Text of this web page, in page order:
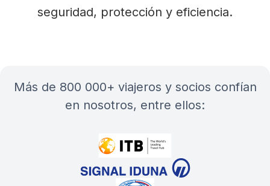
seguridad, protección y eficiencia.
más de 800 000+ viajeros y socios confían
en nosotros, entre ellos: